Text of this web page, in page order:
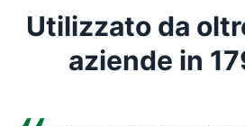
Utilizzato da
aziende in